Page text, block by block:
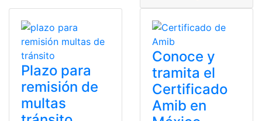
Plazo para
remisión de
multas
Conoce y
tramita el
Certificado
Amib en